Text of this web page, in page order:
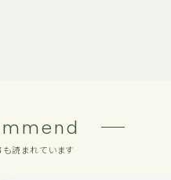
読まれています